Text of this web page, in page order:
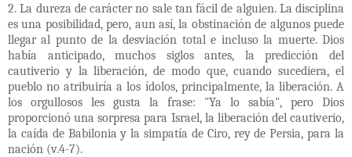
2. La dureza de carácter no sale tan fácil de alguien. La disciplina
es una posibilidad, pero, aun así, la obstinación de algunos puede
llegar al punto de la desviación total e incluso la muerte. Dios
había anticipado, muchos siglos antes, la predicción del
cautiverio y la liberación, de modo que, cuando sucediera, el
pueblo no atribuiría a los ídolos, principalmente, la liberación. A
los orgullosos les gusta la frase: "Ya lo sabía", pero Dios
proporcionó una sorpresa para Israel, la liberación del cautiverio,
la caída de Babilonia y la simpatía de Ciro, rey de Persia, para la
nación (v.4-7).